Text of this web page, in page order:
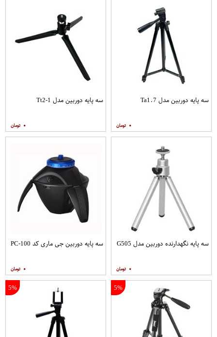
سه پایه دوربین مدل Ta1.7
۰
سه پایه دوربین مدل Tt2-1
۰
سه پایه نگهدارنده دوربین مدل G505
۰
سه پایه دوربین جی ماری کد PC-100
۰
5%
5%